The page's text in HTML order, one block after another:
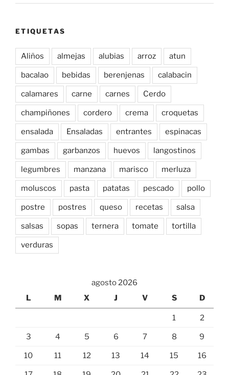
ETIQUETAS
Aliños almejas alubias arroz atun
bacalao bebidas berenjenas calabacin
calamares carne carnes Cerdo
champiñones cordero crema croquetas
ensalada Ensaladas entrantes espinacas
gambas garbanzos huevos langostinos
legumbres manzana marisco merluza
moluscos pasta patatas pescado pollo
postre postres queso recetas salsa
salsas sopas ternera tomate tortilla
verduras
agosto 2026
L
M X J V S D
1 2
3 4 5 6 7 8 9
10 11 12 13 14 15 16